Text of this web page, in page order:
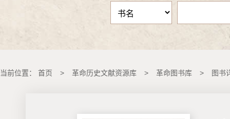
当前位置： 首页 > 革命历史文献资源库 > 革命图书库 > 图书